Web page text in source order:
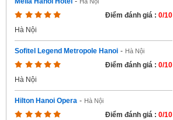
Điểm đánh giá : 0/10
Hà Nội
Sofitel Legend Metropole Hanoi - Hà Nội
Điểm đánh giá : 0/10
Hà Nội
Hilton Hanoi Opera - Hà Nội
Điểm đánh giá : 0/10